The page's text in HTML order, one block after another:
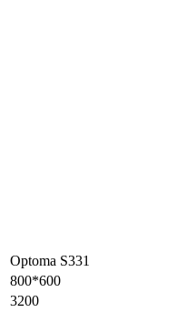
Optoma S331
800*600
3200